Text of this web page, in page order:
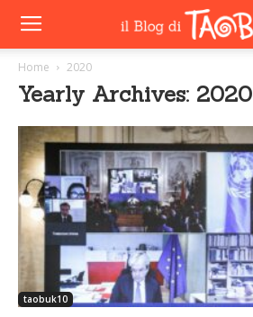
Home 2020
Yearly Archives: 2020
taobuk10